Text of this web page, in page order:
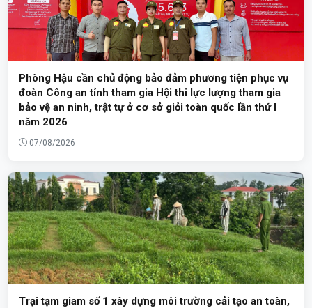
Phòng Hậu cần chủ động bảo đảm phương tiện phục vụ
đoàn Công an tỉnh tham gia Hội thi lực lượng tham gia
bảo vệ an ninh, trật tự ở cơ sở giỏi toàn quốc lần thứ I
năm 2026
07/08/2026
Trại tạm giam số 1 xây dựng môi trường cải tạo an toàn,